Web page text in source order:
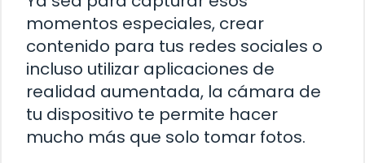
momentos especiales, crear
contenido para tus redes sociales o
incluso utilizar aplicaciones de
realidad aumentada, la cámara de
tu dispositivo te permite hacer
mucho más que solo tomar fotos.